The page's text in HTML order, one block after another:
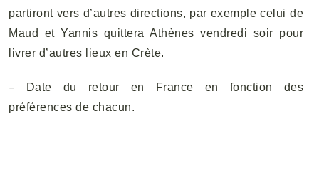
partiront vers d’autres directions, par exemple celui de
Maud et Yannis quittera Athènes vendredi soir pour
livrer d’autres lieux en Crète.
–
Date du retour en France en fonction des
préférences de chacun.